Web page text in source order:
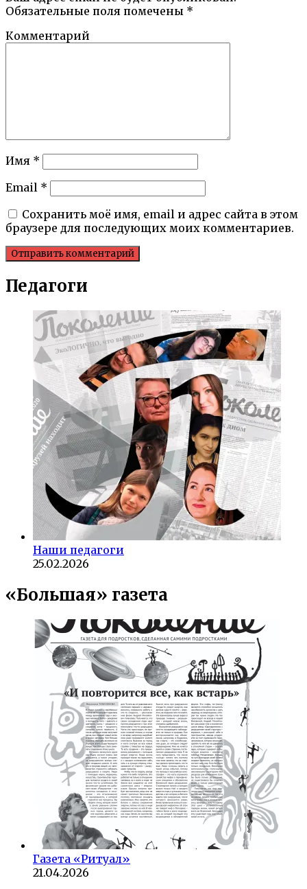
Обязательные поля помечены *
Комментарий
Имя *
Email *
Сохранить моё имя, email и адрес сайта в этом
браузере для последующих моих комментариев.
Педагоги
Наши педагоги
25.02.2026
«Большая» газета
Газета «Ритуал»
21.04.2026